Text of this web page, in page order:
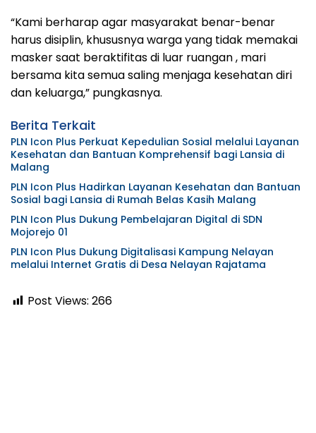
“Kami berharap agar masyarakat benar-benar
harus disiplin, khususnya warga yang tidak memakai
masker saat beraktifitas di luar ruangan , mari
bersama kita semua saling menjaga kesehatan diri
dan keluarga,” pungkasnya.
Berita Terkait
PLN Icon Plus Perkuat Kepedulian Sosial melalui Layanan
Kesehatan dan Bantuan Komprehensif bagi Lansia di
Malang
PLN Icon Plus Hadirkan Layanan Kesehatan dan Bantuan
Sosial bagi Lansia di Rumah Belas Kasih Malang
PLN Icon Plus Dukung Pembelajaran Digital di SDN
Mojorejo 01
PLN Icon Plus Dukung Digitalisasi Kampung Nelayan
melalui Internet Gratis di Desa Nelayan Rajatama
Post Views: 266